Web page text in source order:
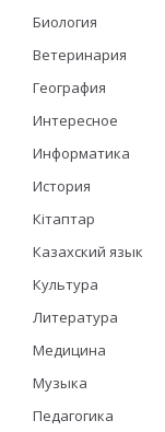
Биология
Ветеринария
География
Интересное
Информатика
История
Кітаптар
Казахский язык
Культура
Литература
Медицина
Музыка
Педагогика